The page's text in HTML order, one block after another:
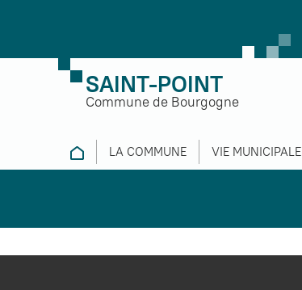
SAINT-POINT
Commune de Bourgogne
LA COMMUNE VIE MUNICIPALE